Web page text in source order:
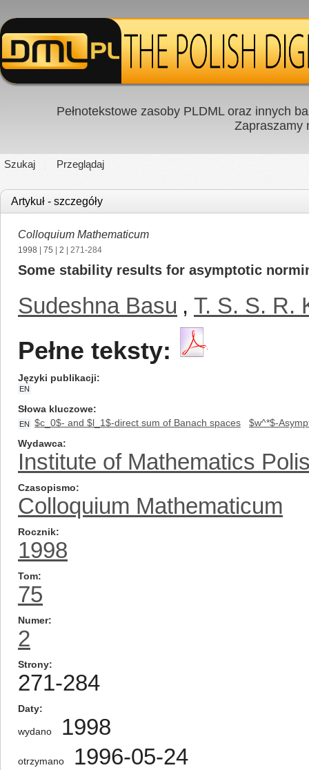
Pełnotekstowe zasoby PLDML oraz innych
Zapraszamy
Szukaj Przeglądaj
Artykuł - szczegóły
Colloquium Mathematicum
1998 75 2 | 271-284
Some stability results for asymptotic
Sudeshna Basu , T. S. S. R.
Pełne teksty:
Języki publikacji
EN
Słowa kluczowe
EN $c_0$- and $l_1$-direct sum of Banach spaces
$w^*$-
Wydawca
Institute of Mathematics
Czasopismo
Colloquium Mathematicum
Rocznik
1998
Tom
75
Numer
2
Strony
271-284
Daty
wydano 1998
otrzymano 1996-05-24